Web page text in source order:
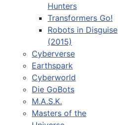
Hunters
Transformers Go!
Robots in Disguise
(2015)
Cyberverse
Earthspark
Cyberworld
Die GoBots
M.A.S.K.
Masters of the